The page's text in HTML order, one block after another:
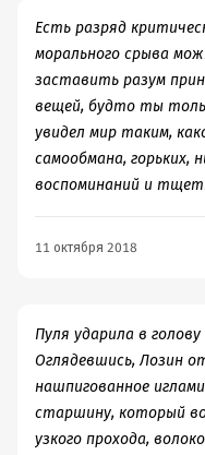
Есть разряд
морального срыва
заставить разум
вещей, будто ты
увидел мир таким,
самообмана, горьких,
воспоминаний и
11 октября 2018
Пуля ударила в
Оглядевшись, Лозин
нашпигованное
старшину, который
узкого прохода,